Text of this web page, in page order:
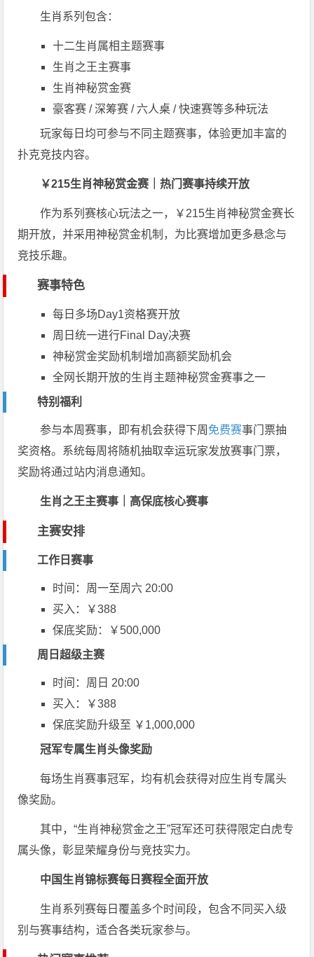
生肖系列包含：
十二生肖属相主题赛事
生肖之王主赛事
生肖神秘赏金赛
豪客赛 / 深筹赛 / 六人桌 / 快速赛等多种玩法
玩家每日均可参与不同主题赛事，体验更加丰富的
扑克竞技内容。
￥215生肖神秘赏金赛｜热门赛事持续开放
作为系列赛核心玩法之一，￥215生肖神秘赏金赛长
期开放，并采用神秘赏金机制，为比赛增加更多悬念与
竞技乐趣。
赛事特色
每日多场Day1资格赛开放
周日统一进行Final Day决赛
神秘赏金奖励机制增加高额奖励机会
全网长期开放的生肖主题神秘赏金赛事之一
特别福利
参与本周赛事，即有机会获得下周 免费赛事门票抽
奖资格。系统每周将随机抽取幸运玩家发放赛事门票，
奖励将通过站内消息通知。
生肖之王主赛事｜高保底核心赛事
主赛安排
工作日赛事
时间：周一至周六 20:00
买入：￥388
保底奖励：￥500,000
周日超级主赛
时间：周日 20:00
买入：￥388
保底奖励升级至 ￥1,000,000
冠军专属生肖头像奖励
每场生肖赛事冠军，均有机会获得对应生肖专属头
像奖励。
其中，“生肖神秘赏金之王”冠军还可获得限定白虎专
属头像，彰显荣耀身份与竞技实力。
中国生肖锦标赛每日赛程全面开放
生肖系列赛每日覆盖多个时间段，包含不同买入级
别与赛事结构，适合各类玩家参与。